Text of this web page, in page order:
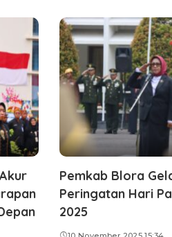
Pemkab Blora
Peringatan Hari
2025